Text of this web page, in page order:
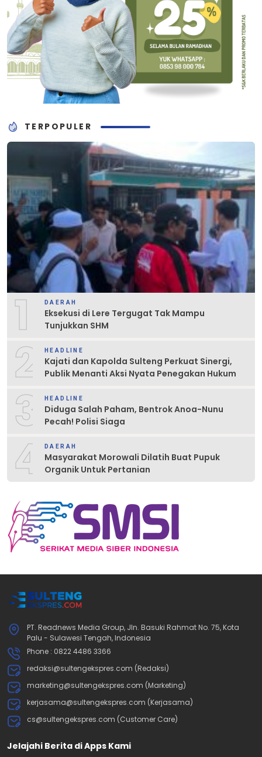
TERPOPULER
1 DAERAH
Eksekusi di Lere Tergugat Tak Mampu
Tunjukkan SHM
2 HEADLINE
Kajati dan Kapolda Sulteng Perkuat Sinergi,
Publik Menanti Aksi Nyata Penegakan Hukum
3 HEADLINE
Diduga Salah Paham, Bentrok Anoa-Nunu
Pecah! Polisi Siaga
4 DAERAH
Masyarakat Morowali Dilatih Buat Pupuk
Organik Untuk Pertanian
PT. Readnews Media Group, Jln. Basuki Rahmat No. 75, Kota
Palu - Sulawesi Tengah, Indonesia
Phone : 0822 4486 3366
redaksi@sultengekspres.com (Redaksi)
marketing@sultengekspres.com (Marketing)
kerjasama@sultengekspres.com (Kerjasama)
cs@sultengekspres.com (Customer Care)
Jelajahi Berita di Apps Kami